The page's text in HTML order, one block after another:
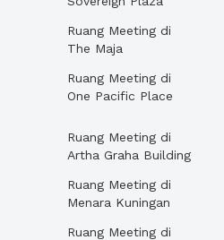
Ruang Meeting di
The Maja
Ruang Meeting di
One Pacific Place
Ruang Meeting di
Artha Graha Building
Ruang Meeting di
Menara Kuningan
Ruang Meeting di